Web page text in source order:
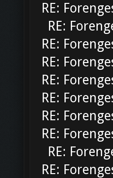
RE:
RE:
RE:
RE:
RE:
RE:
RE:
RE:
RE:
RE: